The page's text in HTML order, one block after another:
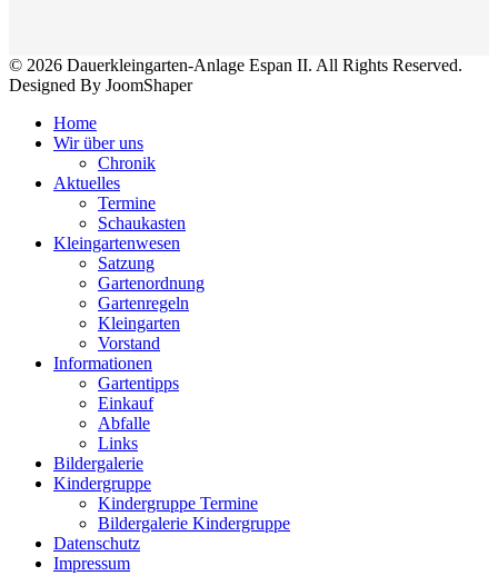
© 2026 Dauerkleingarten-Anlage Espan II. All Rights Reserved.
Designed By JoomShaper
Home
Wir über uns
Chronik
Aktuelles
Termine
Schaukasten
Kleingartenwesen
Satzung
Gartenordnung
Gartenregeln
Kleingarten
Vorstand
Informationen
Gartentipps
Einkauf
Abfalle
Links
Bildergalerie
Kindergruppe
Kindergruppe Termine
Bildergalerie Kindergruppe
Datenschutz
Impressum